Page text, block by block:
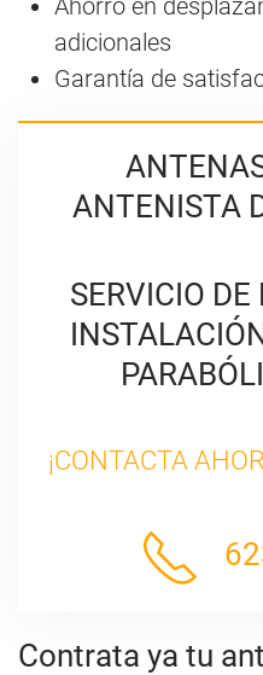
adicionales
Garantía de
ANTENISTA
SERVICIO DE
¡CONTACTA
Contrata ya tu